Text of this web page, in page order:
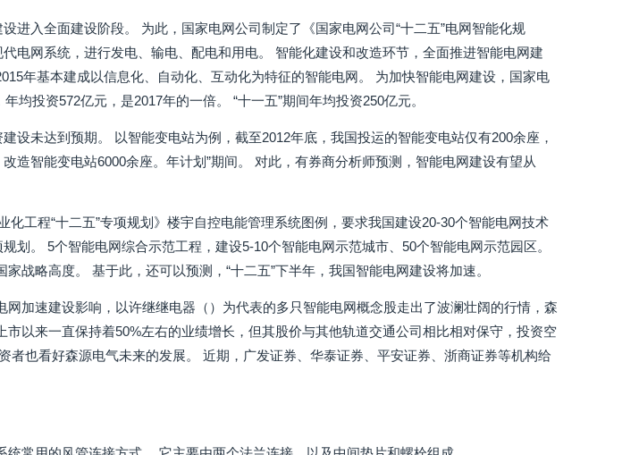
进入全面建设阶段。 为此，国家电网公司制定了《国家电网公司“十二五”电网智能化规
电网系统，进行发电、输电、配电和用电。 智能化建设和改造环节，全面推进智能电网建
年基本建成以信息化、自动化、互动化为特征的智能电网。 为加快智能电网建设，国家电
均投资572亿元，是2017年的一倍。 “十一五”期间年均投资250亿元。
设未达到预期。 以智能变电站为例，截至2012年底，我国投运的智能变电站仅有200余座，
造智能变电站6000余座。年计划”期间。 对此，有券商分析师预测，智能电网建设有望从
工程“十二五”专项规划》楼宇自控电能管理系统图例，要求我国建设20-30个智能电网技术
划。 5个智能电网综合示范工程，建设5-10个智能电网示范城市、50个智能电网示范园区。
战略高度。 基于此，还可以预测，“十二五”下半年，我国智能电网建设将加速。
加速建设影响，以许继继电器（）为代表的多只智能电网概念股走出了波澜壮阔的行情，森
以来一直保持着50%左右的业绩增长，但其股价与其他轨道交通公司相比相对保守，投资空
者也看好森源电气未来的发展。 近期，广发证券、华泰证券、平安证券、浙商证券等机构给